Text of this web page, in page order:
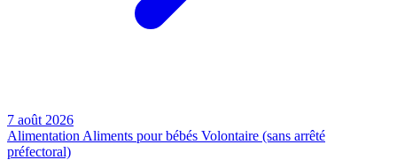
7 août 2026
Alimentation Aliments pour bébés Volontaire (sans arrêté
préfectoral)